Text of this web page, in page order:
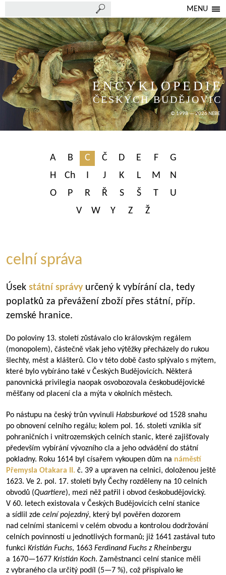
MENU
ENCYKLOPEDIE
ČESKÝCH BUDĚJOVIC
© 1998 — 2026 NEBE
A B C Č D E F
G
H
Ch I J K L M
N
O
P R Ř S Š T
U
V
W Y Z Ž
celní správa
Úsek státní správy určený k vybírání cla, tedy
poplatků za převážení zboží přes státní, příp.
zemské hranice.
Do poloviny 13. století zůstávalo clo královským regálem
(monopolem), částečně však jeho výtěžky přecházely do rukou
šlechty, měst a klášterů. Clo v této době často splývalo s mýtem,
které bylo vybíráno také v Českých Budějovicích. Některá
panovnická privilegia naopak osvobozovala českobudějovické
měšťany od placení cla a mýta v okolních městech.
Po nástupu na český trůn vyvinuli Habsburkové od 1528 snahu
po obnovení celního regálu; kolem pol. 16. století vznikla síť
pohraničních i vnitrozemských celních stanic, které zajišťovaly
především vybírání vývozního cla a jeho odvádění do státní
pokladny. Roku 1614 byl císařem vykoupen dům na náměstí
Přemysla Otakara II. č. 39 a upraven na celnici, doloženou ještě
1623. Ve 2. pol. 17. století byly Čechy rozděleny na 10 celních
obvodů (Quartiere), mezi něž patřil i obvod českobudějovický.
V 60. letech existovala v Českých Budějovicích celní stanice
a sídlil zde celní pojezdný, který byl pověřen dozorem
nad celními stanicemi v celém obvodu a kontrolou dodržování
celních povinností u jednotlivých formanů; již 1641 zastával tuto
funkci Kristián Fuchs, 1663 Ferdinand Fuchs z Rheinbergu
a 1670—1677 Kristián Koch. Zaměstnanci celní stanice měli
z vybraného cla určitý podíl (5—7 %), což přispívalo ke